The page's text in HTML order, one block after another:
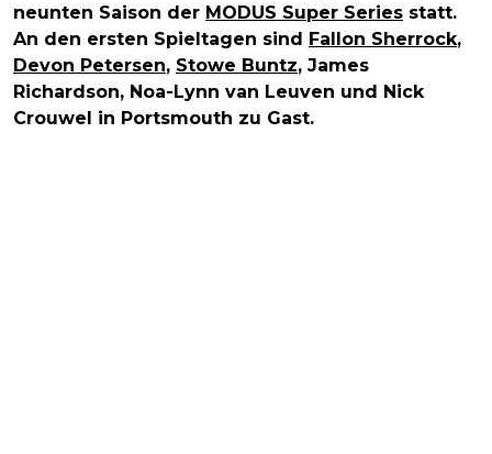
neunten Saison der MODUS Super Series statt.
An den ersten Spieltagen sind Fallon Sherrock,
Devon Petersen, Stowe Buntz, James
Richardson, Noa-Lynn van Leuven und Nick
Crouwel in Portsmouth zu Gast.